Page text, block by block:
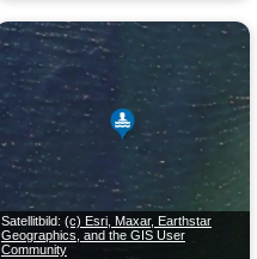
Satellitbild: (c) Esri, Maxar, Earthstar
Geographics, and the GIS User
Community